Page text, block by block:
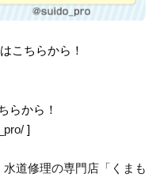
こちらから！
らから！
]
道修理の専門店「くまも